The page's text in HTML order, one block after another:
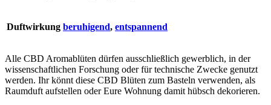
Duftwirkung beruhigend, entspannend
Alle CBD Aromablüten dürfen ausschließlich gewerblich, in der
wissenschaftlichen Forschung oder für technische Zwecke genutzt
werden. Ihr könnt diese CBD Blüten zum Basteln verwenden, als
Raumduft aufstellen oder Eure Wohnung damit hübsch dekorieren.